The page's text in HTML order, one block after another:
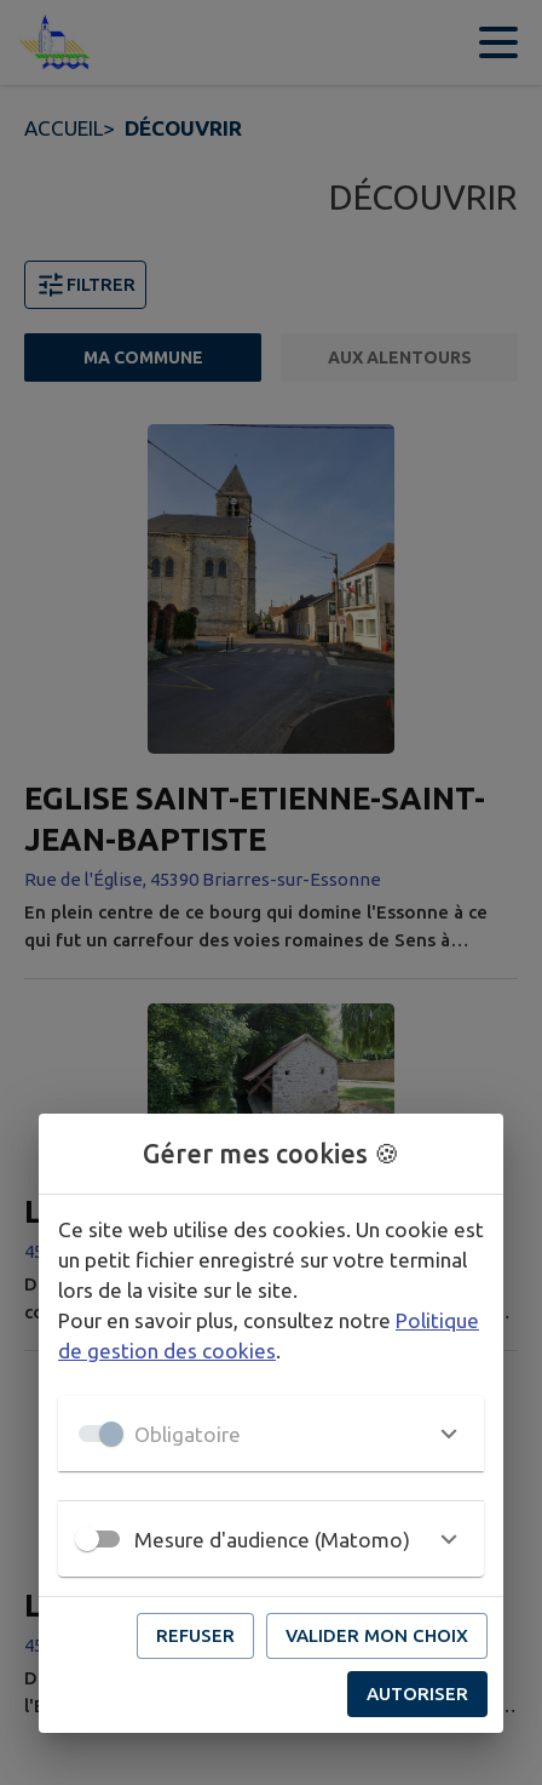
Contenu
ACCUEIL> DÉCOUVRIR
DÉCOUVRIR
FILTRER
MA COMMUNE AUX ALENTOURS
EGLISE SAINT-ETIENNE-SAINT-
JEAN-BAPTISTE
Rue de l'Église, 45390 Briarres-sur-Essonne
En plein centre de ce bourg qui domine l'Essonne à ce
qui fut un carrefour des voies romaines de Sens à
de deux parties : la nef, étroite et basse, date du XIe
siècle. Deux siècle plus tard, avec l'évolution de la
spiritualité, on a voulu un chœur plus ample. la vieille
LE PR DU LARRIS
45390 Briarres-sur-Essonne
Description A cheval sur la Beauce et le Gâtinais, la
commune de Briarres-sur-Essonne est depuis toujours
consacrée à l'agriculture. Les vastes terres cultivées
descendent lentement du plateau beauceron jusqu'à
calcicoles. Formé au grès des techniques de culture, le
paysage offre une diversité qui tranche avec les vaste
LE SENTIER DES MOULINS
45390 Briarres-sur-Essonne
Description Ce parcours au coeur de la vallée de
l'Essonne recèle de nombreux trésors qui s'offrent aux
randonneurs. De nombreux moulins à eau comme ceux
Gérer mes cookies 🍪
Ce site web utilise des cookies. Un cookie est
un petit fichier enregistré sur votre terminal
lors de la visite sur le site.
Pour en savoir plus, consultez notre Politique
de gestion des cookies.
Obligatoire
Mesure d'audience (Matomo)
REFUSER VALIDER MON CHOIX
AUTORISER